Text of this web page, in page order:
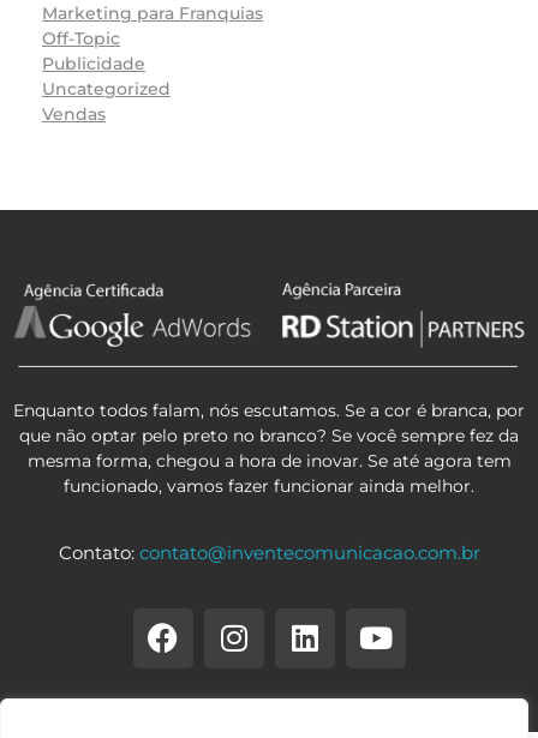
Marketing para Franquias
Off-Topic
Publicidade
Uncategorized
Vendas
Enquanto todos falam, nós escutamos. Se a cor é branca, por
que não optar pelo preto no branco? Se você sempre fez da
mesma forma, chegou a hora de inovar. Se até agora tem
funcionado, vamos fazer funcionar ainda melhor.
Contato: contato@inventecomunicacao.com.br